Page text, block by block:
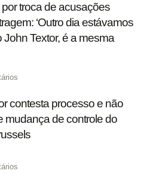
troca de acusações
‘Outro dia estávamos
John Textor, é a mesma
contesta processo e não
mudança de controle do